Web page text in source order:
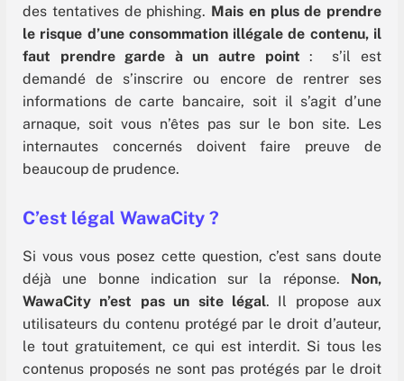
des tentatives de phishing. Mais en plus de prendre
le risque d’une consommation illégale de contenu, il
faut prendre garde à un autre point : s’il est
demandé de s’inscrire ou encore de rentrer ses
informations de carte bancaire, soit il s’agit d’une
arnaque, soit vous n’êtes pas sur le bon site. Les
internautes concernés doivent faire preuve de
beaucoup de prudence.
C’est légal WawaCity ?
Si vous vous posez cette question, c’est sans doute
déjà une bonne indication sur la réponse. Non,
WawaCity n’est pas un site légal. Il propose aux
utilisateurs du contenu protégé par le droit d’auteur,
le tout gratuitement, ce qui est interdit. Si tous les
contenus proposés ne sont pas protégés par le droit